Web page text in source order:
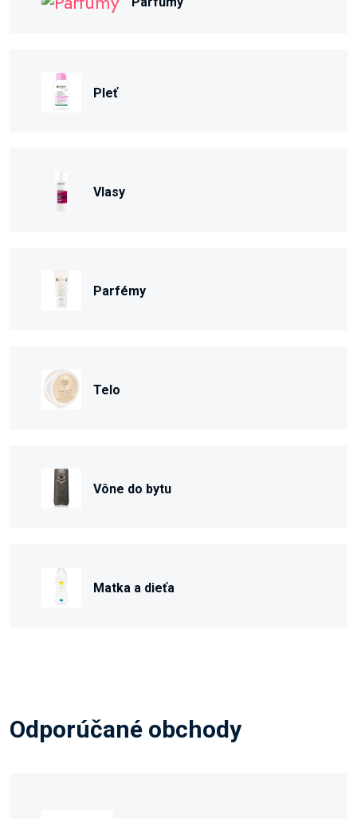
Pleť
Vlasy
Parfémy
Telo
Vône do bytu
Matka a dieťa
Odporúčané obchody